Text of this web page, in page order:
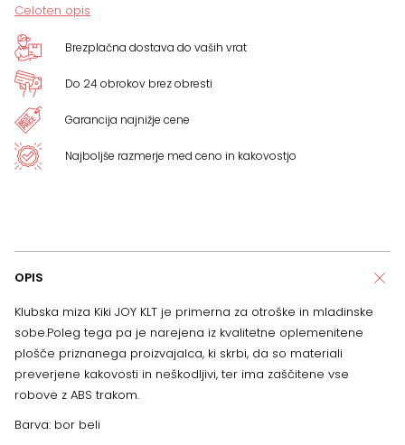
količina
Celoten opis
Brezplačna dostava do vaših vrat
Do 24 obrokov brez obresti
Garancija najnižje cene
Najboljše razmerje med ceno in kakovostjo
OPIS
Klubska miza Kiki JOY KLT je primerna za otroške in mladinske
sobe.Poleg tega pa je narejena iz kvalitetne oplemenitene
plošče priznanega proizvajalca, ki skrbi, da so materiali
preverjene kakovosti in neškodljivi, ter ima zaščitene vse
robove z ABS trakom.
Barva: bor beli